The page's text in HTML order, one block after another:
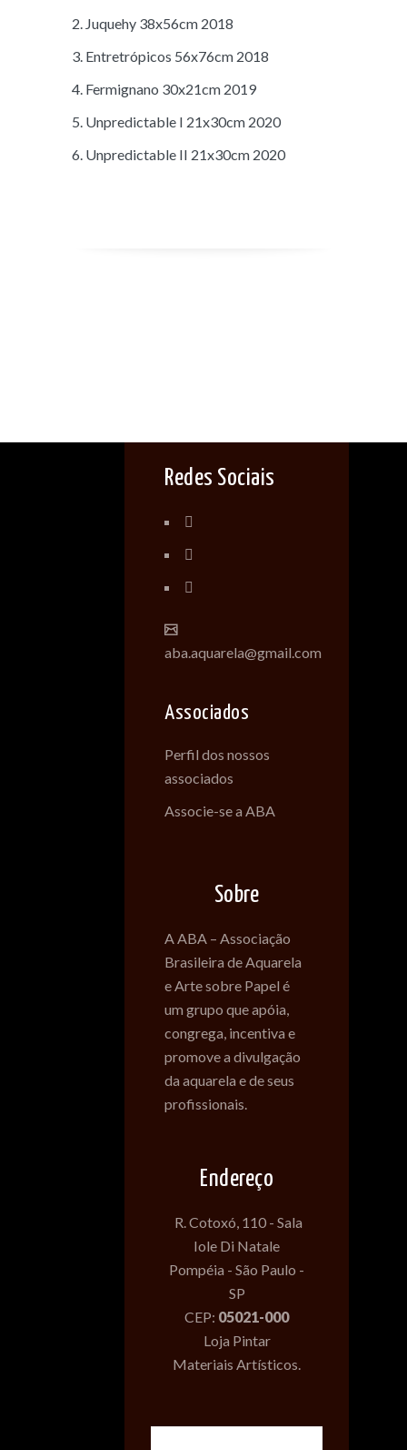
2. Juquehy 38x56cm 2018
3. Entretrópicos 56x76cm 2018
4. Fermignano 30x21cm 2019
5. Unpredictable I 21x30cm 2020
6. Unpredictable II 21x30cm 2020
Redes Sociais
aba.aquarela@gmail.com
Associados
Perfil dos nossos
associados
Associe-se a ABA
Sobre
A ABA – Associação
Brasileira de Aquarela
e Arte sobre Papel é
um grupo que apóia,
congrega, incentiva e
promove a divulgação
da aquarela e de seus
profissionais.
Endereço
R. Cotoxó, 110 - Sala
Iole Di Natale
Pompéia - São Paulo -
SP
CEP: 05021-000
Loja Pintar
Materiais Artísticos.